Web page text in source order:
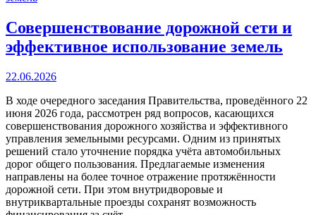
Совершенствование дорожной сети и
эффективное использование земель
22.06.2026
В ходе очередного заседания Правительства, проведённого 22
июня 2026 года, рассмотрен ряд вопросов, касающихся
совершенствования дорожного хозяйства и эффективного
управления земельными ресурсами. Одним из принятых
решений стало уточнение порядка учёта автомобильных
дорог общего пользования. Предлагаемые изменения
направлены на более точное отражение протяжённости
дорожной сети. При этом внутридворовые и
внутриквартальные проезды сохранят возможность